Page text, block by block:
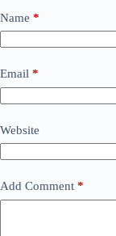
Name *
Email *
Website
Add Comment *